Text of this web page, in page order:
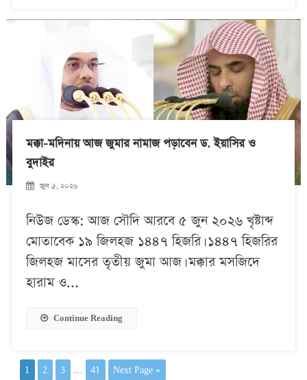
মক্কা-মদিনায় আজ জুমার নামাজ পড়াবেন ড. ইয়াসির ও
বুদাইর
জুন ৫, ২০২৬
নিউজ ডেস্ক: আজ সৌদি আরবে ৫ জুন ২০২৬ খৃষ্টাব্দ
মোতাবেক ১৯ জিলহজ ১৪৪৭ হিজরি। ১৪৪৭ হিজরির
জিলহজ মাসের তৃতীয় জুমা আজ। মক্কার মসজিদে
হারাম ও...
Continue Reading
1 2 3 … 41 Next Page »